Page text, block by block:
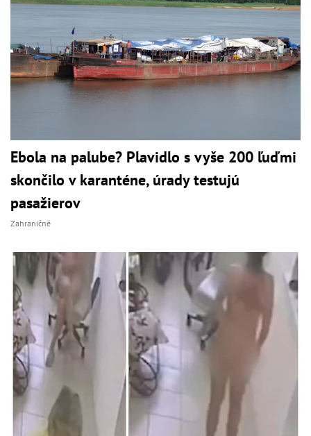
Ebola na palube? Plavidlo s vyše 200 ľuďmi
skončilo v karanténe, úrady testujú
pasažierov
Zahraničné